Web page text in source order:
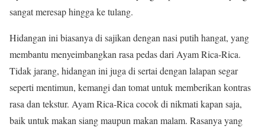
sangat meresap hingga ke tulang.
Hidangan ini biasanya di sajikan dengan nasi putih hangat, yang
membantu menyeimbangkan rasa pedas dari Ayam Rica-Rica.
Tidak jarang, hidangan ini juga di sertai dengan lalapan segar
seperti mentimun, kemangi dan tomat untuk memberikan kontras
rasa dan tekstur. Ayam Rica-Rica cocok di nikmati kapan saja,
baik untuk makan siang maupun makan malam. Rasanya yang